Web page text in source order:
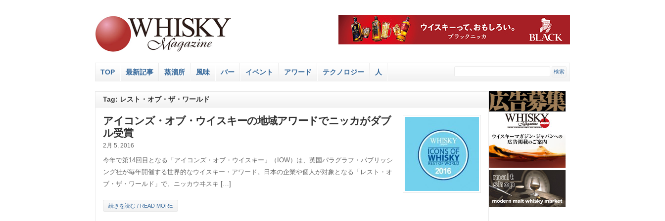
TOP 最新記事 蒸溜所 風味 バー イベント アワード テクノロジー 人
Tag: レスト・オブ・ザ・ワールド
アイコンズ・オブ・ウイスキーの地域アワードでニッカがダブ
ル受賞
2月 5, 2016
今年で第14回目となる「アイコンズ・オブ・ウイスキー」（IOW）は、英国パラグラフ・パブリッシ
ング社が毎年開催する世界的なウイスキー・アワード。日本の企業や個人が対象となる「レスト・オ
ブ・ザ・ワールド」で、ニッカウヰスキ […]
続きを読む / READ MORE